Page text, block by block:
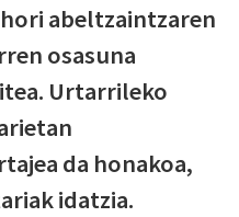
abeltzaintzaren
osasuna
Urtarrileko
da honakoa,
idatzia.